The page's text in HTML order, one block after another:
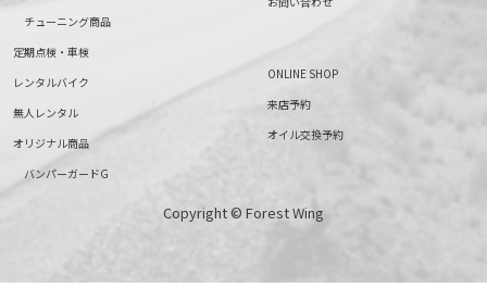
チューニング商品
定期点検・車検
レンタルバイク
無人レンタル
オリジナル商品
バンパーガードG
ONLINE SHOP
来店予約
オイル交換予約
Copyright © Forest Wing